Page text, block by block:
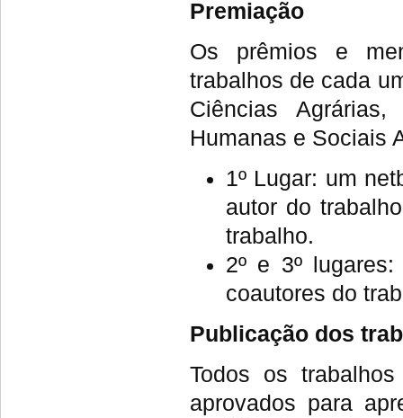
Premiação
Os prêmios e
trabalhos de cada
Ciências
Humanas e Sociais
1º Lugar: um
autor do
trabalho.
2º e 3º
coautores do
Publicação dos
Todos os
aprovados para